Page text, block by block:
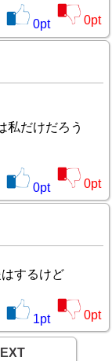
0pt 0pt
私だけだろう
0pt 0pt
するけど
1pt 0pt